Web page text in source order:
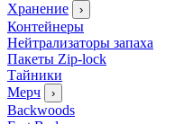
Хранение
›
Контейнеры
Нейтрализаторы запаха
Пакеты Zip-lock
Тайники
Мерч
›
Backwoods